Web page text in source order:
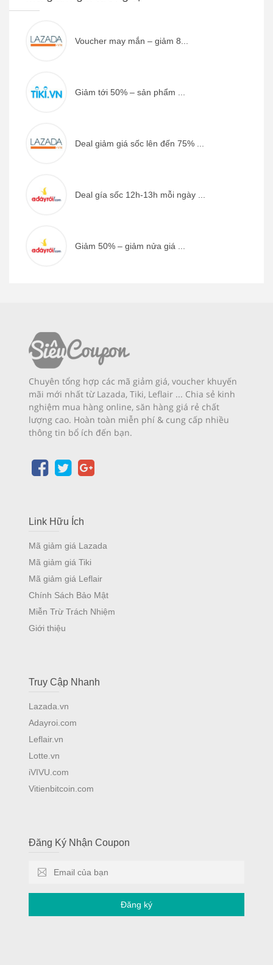
Voucher may mắn – giảm 8...
Giảm tới 50% – sản phẩm ...
Deal giảm giá sốc lên đến 75% ...
Deal gía sốc 12h-13h mỗi ngày ...
Giảm 50% – giảm nửa giá ...
Chuyên tổng hợp các mã giảm giá, voucher khuyến
mãi mới nhất từ Lazada, Tiki, Leflair ... Chia sẻ kinh
nghiệm mua hàng online, săn hàng giá rẻ chất
lượng cao. Hoàn toàn miễn phí & cung cấp nhiều
thông tin bổ ích đến bạn.
Link Hữu Ích
Mã giảm giá Lazada
Mã giảm giá Tiki
Mã giảm giá Leflair
Chính Sách Bảo Mật
Miễn Trừ Trách Nhiệm
Giới thiệu
Truy Cập Nhanh
Lazada.vn
Adayroi.com
Leflair.vn
Lotte.vn
iVIVU.com
Vitienbitcoin.com
Đăng Ký Nhận Coupon
Đăng ký